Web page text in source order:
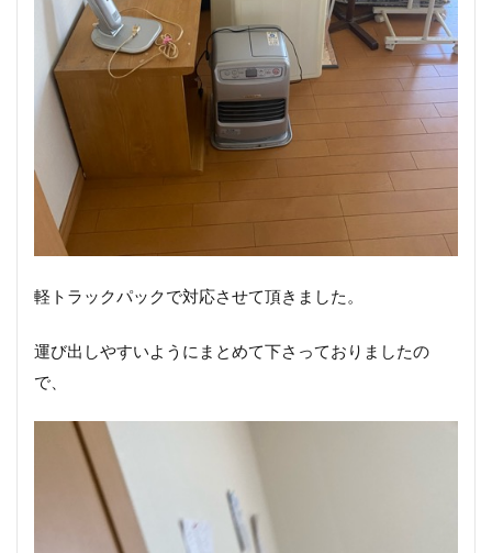
軽トラックパックで対応させて頂きました。
運び出しやすいようにまとめて下さっておりましたの
で、